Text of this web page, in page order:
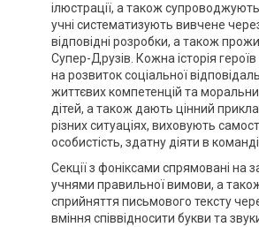
ілюстрації, а також
учні систематизують вивчене
відповідні розробки, а також
Супер-Друзів. Кожна історія
на розвиток соціальної
життєвих компетенцій та
дітей, а також дають цінний
різних ситуаціях, виховують
особистість, здатну діяти в команді.
Секції з фоніксами спрямовані на
учнями правильної вимови, а
сприйняття письмового тексту
вміння співвідносити букви та